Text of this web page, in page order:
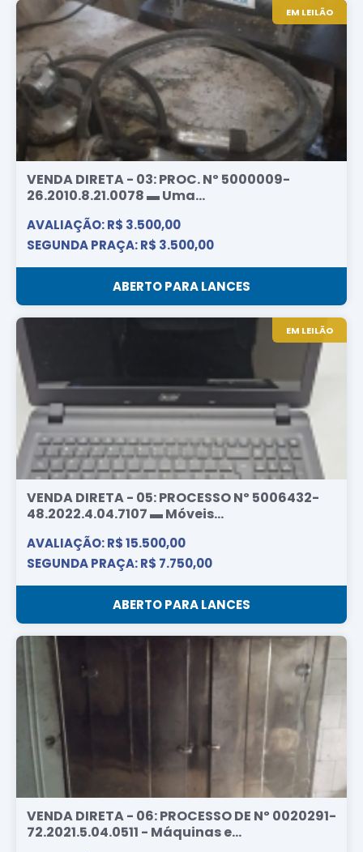
EM LEILÃO
VENDA DIRETA - 03: PROC. Nº 5000009-
26.2010.8.21.0078 ▬ Uma...
AVALIAÇÃO: R$ 3.500,00
SEGUNDA PRAÇA: R$ 3.500,00
ABERTO PARA LANCES
EM LEILÃO
VENDA DIRETA - 05: PROCESSO Nº 5006432-
48.2022.4.04.7107 ▬ Móveis...
AVALIAÇÃO: R$ 15.500,00
SEGUNDA PRAÇA: R$ 7.750,00
ABERTO PARA LANCES
VENDA DIRETA - 06: PROCESSO DE Nº 0020291-
72.2021.5.04.0511 - Máquinas e...